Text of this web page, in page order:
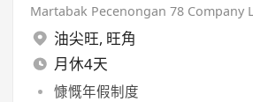
Martabak Pecenongan 78 Company
油尖旺, 旺角
月休4天
慷慨年假制度